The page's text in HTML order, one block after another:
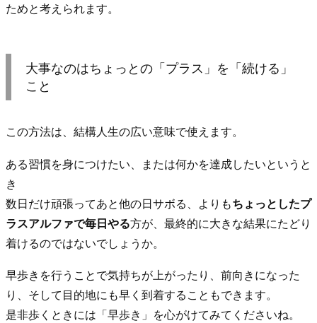
ためと考えられます。
大事なのはちょっとの「プラス」を「続ける」
こと
この方法は、結構人生の広い意味で使えます。
ある習慣を身につけたい、または何かを達成したいというと
き
数日だけ頑張ってあと他の日サボる、よりもちょっとしたプ
ラスアルファで毎日やる方が、最終的に大きな結果にたどり
着けるのではないでしょうか。
早歩きを行うことで気持ちが上がったり、前向きになった
り、そして目的地にも早く到着することもできます。
是非歩くときには「早歩き」を心がけてみてくださいね。